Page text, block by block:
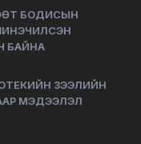
БОДИСЫН
БАЙНА
ЗЭЭЛИЙН
МЭДЭЭЛЭЛ